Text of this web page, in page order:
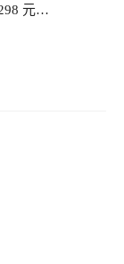
元…